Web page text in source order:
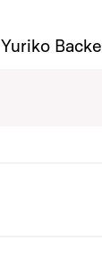
Yuriko